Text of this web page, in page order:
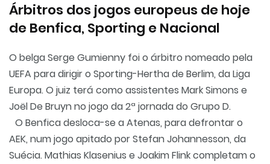
Árbitros dos jogos europeus de hoje
de Benfica, Sporting e Nacional
O belga Serge Gumienny foi o árbitro nomeado pela
UEFA para dirigir o Sporting-Hertha de Berlim, da Liga
Europa. O juiz terá como assistentes Mark Simons e
Joël De Bruyn no jogo da 2ª jornada do Grupo D.
O Benfica desloca-se a Atenas, para defrontar o
AEK, num jogo apitado por Stefan Johannesson, da
Suécia. Mathias Klasenius e Joakim Flink completam o